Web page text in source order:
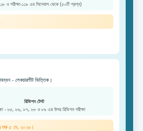
ও পরীক্ষা-১১৯ এর সিলেবাস থেকে (৫০টি প্রশ্ন)
- লেকচারশীট ভিত্তিক।
রিভিশন টেস্ট
- ৮৫, ৮৬, ৮৭, ৮৮ ও ৮৯ এর উপর রিভিশন পরীক্ষা
শুরু ৫ মে, ২০২৬।